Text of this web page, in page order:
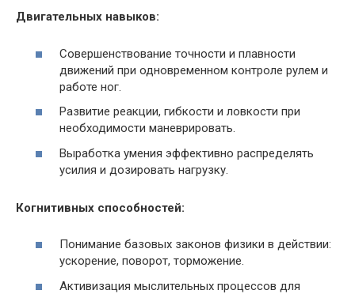
Двигательных навыков:
Совершенствование точности и плавности
движений при одновременном контроле рулем и
работе ног.
Развитие реакции, гибкости и ловкости при
необходимости маневрировать.
Выработка умения эффективно распределять
усилия и дозировать нагрузку.
Когнитивных способностей:
Понимание базовых законов физики в действии:
ускорение, поворот, торможение.
Активизация мыслительных процессов для